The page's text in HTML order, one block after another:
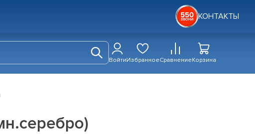
КОНТАКТЫ
ВойтиИзбранноеСравнениеКорзина